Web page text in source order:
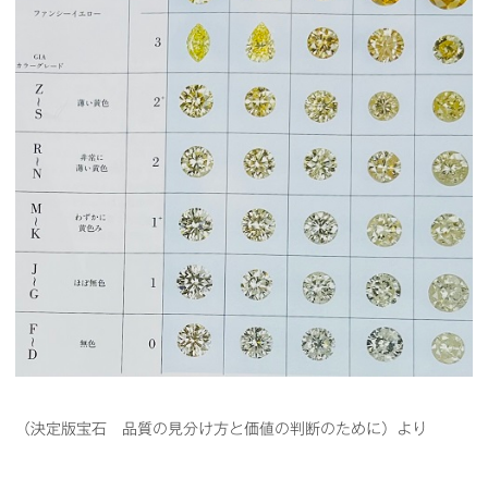
（決定版宝石 品質の見分け方と価値の判断のために）より